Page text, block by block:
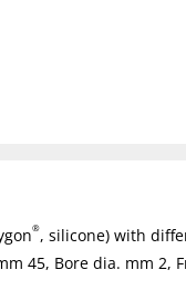
®, silicone) with
45, Bore dia. mm 2,